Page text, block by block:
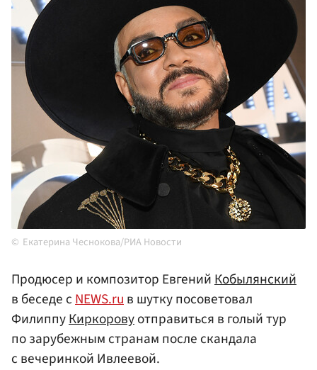
Екатерина Чеснокова/РИА Новости
Продюсер и композитор ЕвгенийКобылянский
в беседе сNEWS.ruв шутку посоветовал
ФилиппуКиркоровуотправиться в голый тур
по зарубежным странам после скандала
с вечеринкой Ивлеевой.